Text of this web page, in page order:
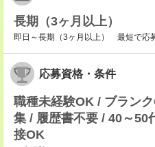
長期（3ヶ月以上）
即日～長期（3ヶ月以上） 最短で応
応募資格・条件
職種未経験OK / ブラン
集 / 履歴書不要 / 40～50
接OK